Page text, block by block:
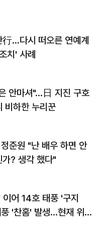
行…다시 떠오른 연예계
치' 사례
안마셔"…日 지진 구호
비하한 누리꾼
준원 "난 배우 하면 안
가? 생각 했다"
어 14호 태풍 '구지
'찬홈' 발생…현재 위